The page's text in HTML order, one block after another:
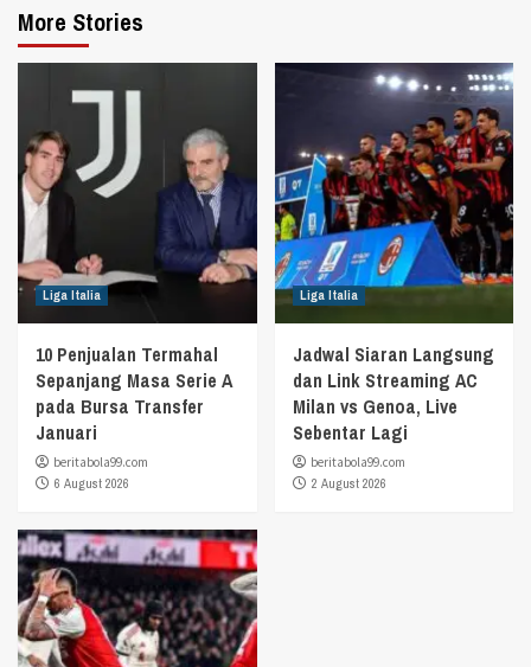
More Stories
Liga Italia
10 Penjualan Termahal
Sepanjang Masa Serie A
pada Bursa Transfer
Januari
beritabola99.com
6 August 2026
Liga Italia
Jadwal Siaran Langsung
dan Link Streaming AC
Milan vs Genoa, Live
Sebentar Lagi
beritabola99.com
2 August 2026